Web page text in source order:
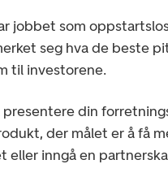
jobbet som
seg hva de beste
til investorene.
presentere din
der målet er å få
eller inngå en